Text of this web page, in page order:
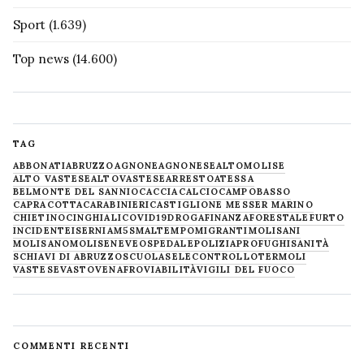
Sport (1.639)
Top news (14.600)
TAG
ABBONATIABRUZZOAGNONEAGNONESEALTOMOLISE
ALTO VASTESEALTOVASTESEARRESTOATESSA
BELMONTE DEL SANNIOCACCIACALCIOCAMPOBASSO
CAPRACOTTACARABINIERICASTIGLIONE MESSER MARINO
CHIETINOCINGHIALICOVID19DROGAFINANZAFORESTALE FURTO
INCIDENTEISERNIAM5SMALTEMPOMIGRANTIMOLISANI
MOLISANOMOLISENEVE OSPEDALEPOLIZIAPROFUGHISANITÀ
SCHIAVI DI ABRUZZOSCUOLASELECONTROLLOTERMOLI
VASTESEVASTOVENAFROVIABILITÀVIGILI DEL FUOCO
COMMENTI RECENTI